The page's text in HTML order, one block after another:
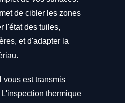
de cibler les zones
l'état des tuiles,
et d'adapter la
vous est transmis
thermique